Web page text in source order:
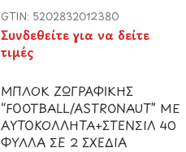
GTIN: 5202832012380
Συνδεθείτε για να δείτε
τιμές
ΜΠΛΟΚ ΖΩΓΡΑΦΙΚΗΣ
“FOOTBALL/ASTRONAUT” ΜΕ
ΑΥΤΟΚΟΛΛΗΤΑ+ΣΤΕΝΣΙΛ 40
ΦΥΛΛΑ ΣΕ 2 ΣΧΕΔΙΑ